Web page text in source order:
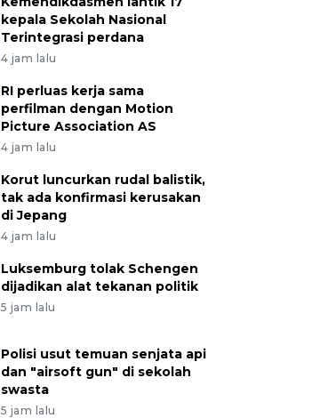
kepala Sekolah Nasional
Terintegrasi perdana
4 jam lalu
RI perluas kerja sama
perfilman dengan Motion
Picture Association AS
4 jam lalu
Korut luncurkan rudal balistik,
tak ada konfirmasi kerusakan
di Jepang
4 jam lalu
Luksemburg tolak Schengen
dijadikan alat tekanan politik
5 jam lalu
Polisi usut temuan senjata api
dan "airsoft gun" di sekolah
swasta
5 jam lalu